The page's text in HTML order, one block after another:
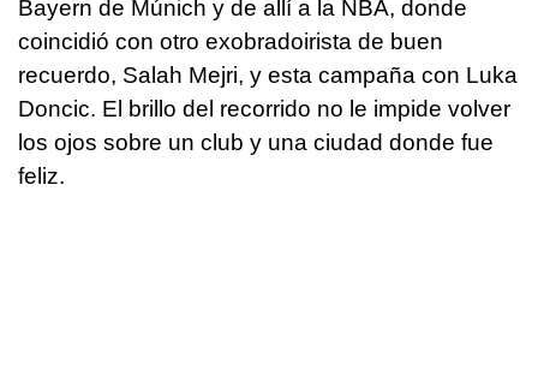
Bayern de Múnich y de allí a la NBA, donde
coincidió con otro exobradoirista de buen
recuerdo, Salah Mejri, y esta campaña con Luka
Doncic. El brillo del recorrido no le impide volver
los ojos sobre un club y una ciudad donde fue
feliz.